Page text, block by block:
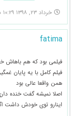
خرداد ۲۳, ۱۳۹۸ ۱۰:۲۹ ب.ظ
fatima
فیلمی بود که هم باهاش
فیلم کامل با یه پایان
همن واقعا عالی بود
اصلا نمیشه گفت خنده
اینارو توی خودش داشت